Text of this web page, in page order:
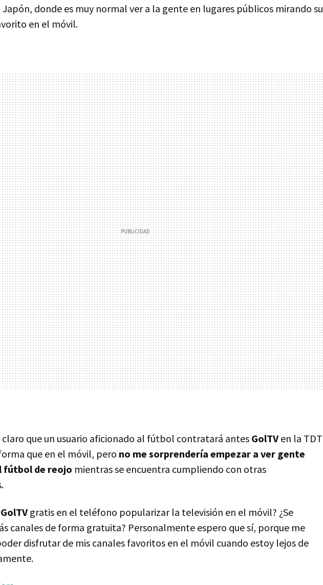
Japón, donde es muy normal ver a la gente en lugares públicos mirando su
en el móvil.
claro que un usuario aficionado al fútbol contratará antes GolTVen la TDT
que en el móvil, pero no me sorprendería empezar a ver gente
fútbol de reojo mientras se encuentra cumpliendo con otras
GolTVgratis en el teléfono popularizar la televisión en el móvil? ¿Se
canales de forma gratuita? Personalmente espero que sí, porque me
disfrutar de mis canales favoritos en el móvil cuando estoy lejos de